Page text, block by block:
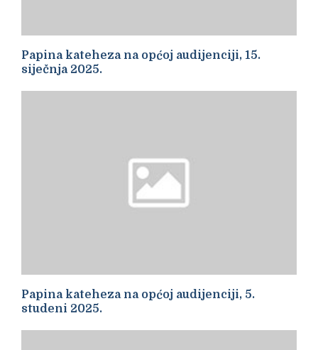
Papina kateheza na općoj audijenciji, 15.
siječnja 2025.
Papina kateheza na općoj audijenciji, 5.
studeni 2025.